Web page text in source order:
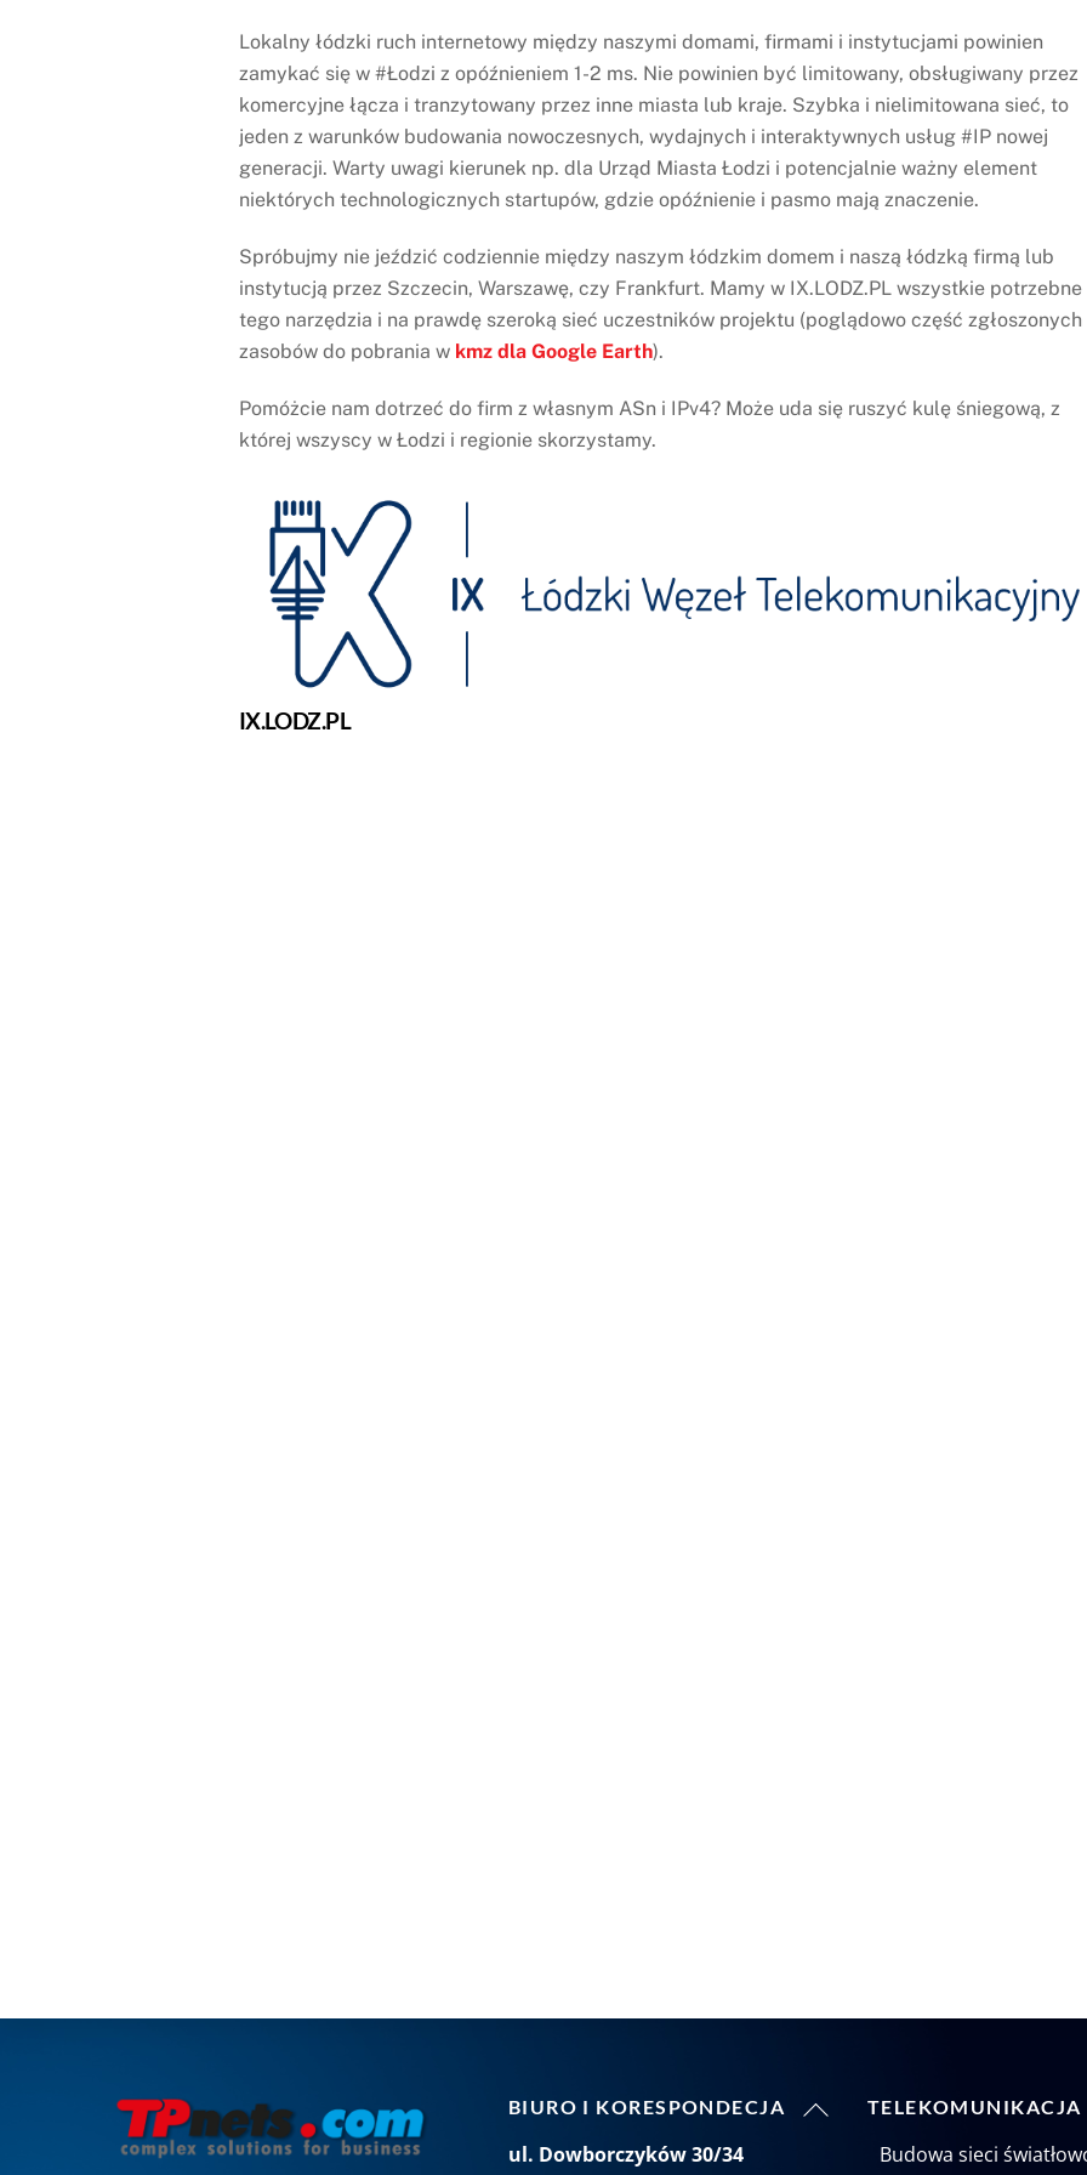
Lokalny łódzki ruch internetowy między naszymi domami, firmami i instytucjami powinien
zamykać się w #Łodzi z opóźnieniem 1-2 ms. Nie powinien być limitowany, obsługiwany przez
komercyjne łącza i tranzytowany przez inne miasta lub kraje. Szybka i nielimitowana sieć, to
jeden z warunków budowania nowoczesnych, wydajnych i interaktywnych usług #IP nowej
generacji. Warty uwagi kierunek np. dla Urząd Miasta Łodzi i potencjalnie ważny element
niektórych technologicznych startupów, gdzie opóźnienie i pasmo mają znaczenie.
Spróbujmy nie jeździć codziennie między naszym łódzkim domem i naszą łódzką firmą lub
instytucją przez Szczecin, Warszawę, czy Frankfurt. Mamy w IX.LODZ.PL wszystkie potrzebne
tego narzędzia i na prawdę szeroką sieć uczestników projektu (poglądowo część zgłoszonych
zasobów do pobrania w kmz dla Google Earth).
Pomóżcie nam dotrzeć do firm z własnym ASn i IPv4? Może uda się ruszyć kulę śniegową, z
której wszyscy w Łodzi i regionie skorzystamy.
IX.LODZ.PL
Back
BIURO I KORESPONDECJA
ul. Dowborczyków 30/34
TELEKOMUNIKACJA
Budowa sieci